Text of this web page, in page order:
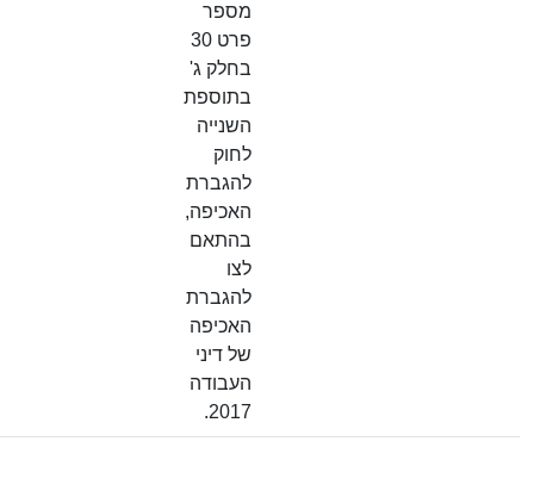
מספר
פרט 30
בחלק ג'
בתוספת
השנייה
לחוק
להגברת
האכיפה,
בהתאם
לצו
להגברת
האכיפה
של דיני
העבודה
2017.